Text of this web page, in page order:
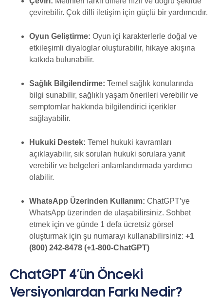
çevirebilir. Çok dilli iletişim için güçlü bir yardımcıdır.
Oyun Geliştirme: Oyun içi karakterlerle doğal ve
etkileşimli diyaloglar oluşturabilir, hikaye akışına
katkıda bulunabilir.
Sağlık Bilgilendirme: Temel sağlık konularında
bilgi sunabilir, sağlıklı yaşam önerileri verebilir ve
semptomlar hakkında bilgilendirici içerikler
sağlayabilir.
Hukuki Destek: Temel hukuki kavramları
açıklayabilir, sık sorulan hukuki sorulara yanıt
verebilir ve belgeleri anlamlandırmada yardımcı
olabilir.
WhatsApp Üzerinden Kullanım: ChatGPT’ye
WhatsApp üzerinden de ulaşabilirsiniz. Sohbet
etmek için ve günde 1 defa ücretsiz görsel
oluşturmak için şu numarayı kullanabilirsiniz: +1
(800) 242-8478 (+1-800-ChatGPT)
ChatGPT 4’ün Önceki
Versiyonlardan Farkı Nedir?